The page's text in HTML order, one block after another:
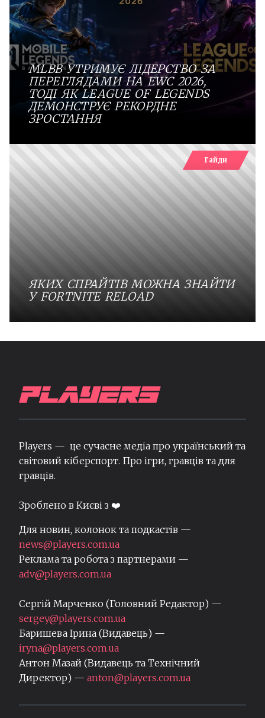
MLBB УТРИМУЄ ЛІДЕРСТВО ЗА
ПЕРЕГЛЯДАМИ НА EWC 2026,
ТОДІ ЯК LEAGUE OF LEGENDS
ДЕМОНСТРУЄ РЕКОРДНЕ
ЗРОСТАННЯ
Гайди
ЯКИХ СПРАЙТІВ МОЖНА ЗНАЙТИ
У FORTNITE RELOAD
Players — це сучасне медіа про український та
світовий кіберспорт. Про ігри, гравців та для
гравців.
Зроблено в Києві з ❤️
Для новин, колонок та подкастів —
news@players.com.ua
Реклама та робота з партнерами —
adv@players.com.ua
Сергій Марченко (Головний Редактор) —
sergey@players.com.ua
Баришева Ірина (Видавець) —
iryna@players.com.ua
Антон Мазай (Видавець та Технічний
Директор) — anton@players.com.ua